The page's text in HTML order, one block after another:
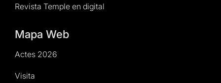
Revista Temple en digital
Mapa Web
Actes 2026
Visita